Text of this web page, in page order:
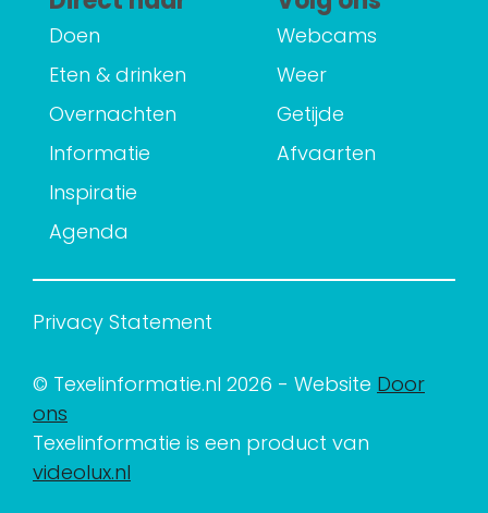
Doen
Eten & drinken
Overnachten
Informatie
Inspiratie
Agenda
Webcams
Weer
Getijde
Afvaarten
Privacy Statement
© Texelinformatie.nl 2026 - Website Door
ons
Texelinformatie is een product van
videolux.nl